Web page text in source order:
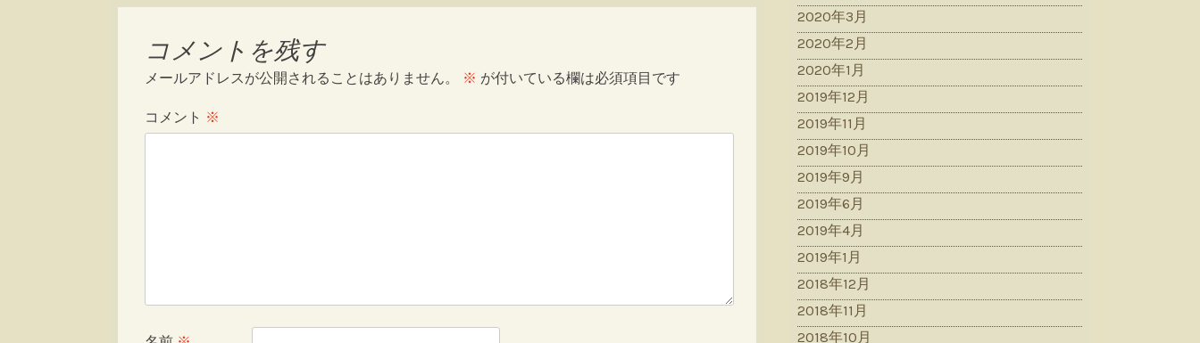
コメントを残す
メールアドレスが公開されることはありません。 ※ が付いている欄は必須項目です
コメント ※
2020年3月
2020年2月
2020年1月
2019年12月
2019年11月
2019年10月
2019年9月
2019年6月
2019年4月
2019年1月
2018年12月
2018年11月
2018年10月